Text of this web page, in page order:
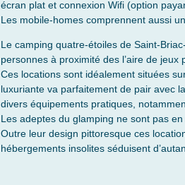
écran plat et connexion Wifi (option
Les mobile-homes comprennent aussi
Le camping quatre-étoiles de Saint-
personnes à proximité des l’aire de
Ces locations sont idéalement situées
luxuriante va parfaitement de pair avec
divers équipements pratiques,
Les adeptes du glamping ne sont pas
Outre leur design pittoresque ces
hébergements insolites séduisent